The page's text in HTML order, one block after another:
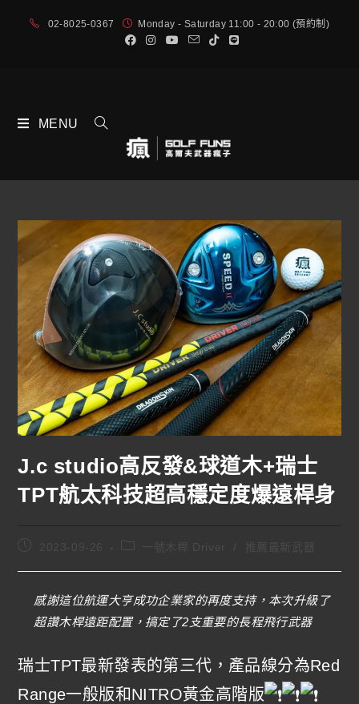
02-8025-0367 Monday - Saturday 11:00 - 20:00 (預約制)
MENU
J.c studio高反發&球道木+瑞士
TPT航太科技超高穩定度爆遠桿身
2023-09-26
感謝這位航運大亨成功企業家的再度支持，本次升級了
超讚木桿遠距配置，搞定了2支重要的長程飛行武器
瑞士TPT最新發表的第三代，產品線分為Red
Range一般版和NITRO黃金高階版